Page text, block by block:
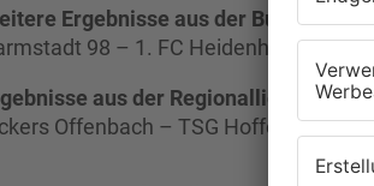
Ergebnisse aus der Bundesliga:
98 – 1. FC Heidenheim: 2:3
aus der Regionalliga:
Offenbach – TSG Hoffenheim II: